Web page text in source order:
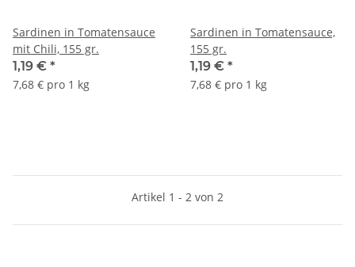
Sardinen in Tomatensauce
mit Chili, 155 gr.
1,19 € *
7,68 € pro 1 kg
Sardinen in Tomatensauce,
155 gr.
1,19 € *
7,68 € pro 1 kg
Artikel 1 - 2 von 2